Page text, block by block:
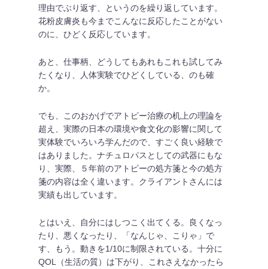
理由でぶり返す、というのを繰り返しています。
花粉皮膚炎も今までこんなに反応したことがない
のに、ひどく反応しています。
あと、仕事柄、どうしてもあれもこれも試してみ
たくなり、人体実験でひどくしている、のも確
か。
でも、このおかげでアトピー治療の机上の理論を
超え、実際の日本の環境や食文化の影響に関して
実体験でいろいろ学んだので、すごく良い経験で
はありました。ナチュロパスとしての武器にもな
り、実際、５年前のアトピーの処方箋と今の処方
箋の内容は全く違います。クライアントさんには
実績も出しています。
とはいえ、自分にはしつこく出てくる。良くなっ
たり、悪くなったり、「なんじゃ、こりゃ」で
す、もう。動きを1/10に制限されている。十分に
QOL（生活の質）は下がり、これさえなかったら